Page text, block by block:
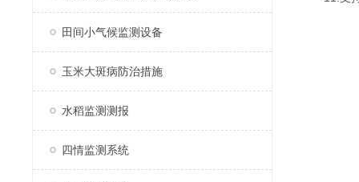
田间小气候监测设备
玉米大斑病防治措施
水稻监测测报
四情监测系统